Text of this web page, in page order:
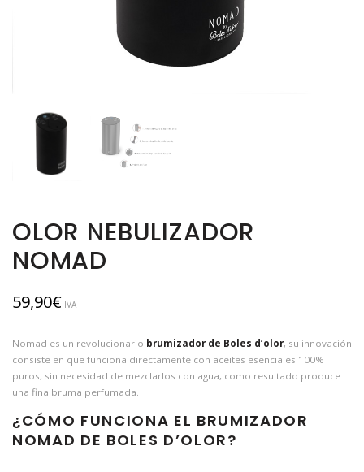
OLOR NEBULIZADOR
NOMAD
59,90€ IVA
Nomad es un revolucionario brumizador de Boles d’olor, su innovación
consiste en que funciona directamente con aceites esenciales 100%
puros, sin necesidad de mezclarlos con agua, como resultado produce
una fina bruma perfumada.
¿CÓMO FUNCIONA EL BRUMIZADOR
NOMAD DE BOLES D’OLOR?